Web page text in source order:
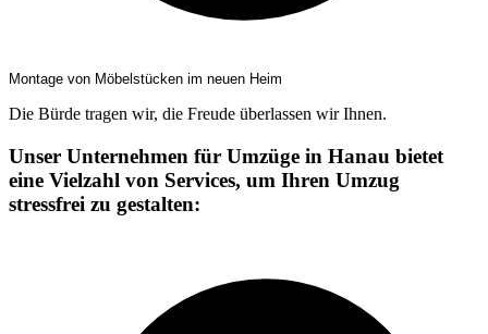
Montage von Möbelstücken im neuen Heim
Die Bürde tragen wir, die Freude überlassen wir Ihnen.
Unser Unternehmen für Umzüge in Hanau bietet
eine Vielzahl von Services, um Ihren Umzug
stressfrei zu gestalten: